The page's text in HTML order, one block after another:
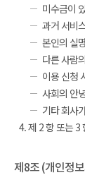
미수금이
과거 서비
본인의 실
다른 사람
이용 신청
사회의 안
기타 회사
제 2 항 또는 3
제8조 (개인정